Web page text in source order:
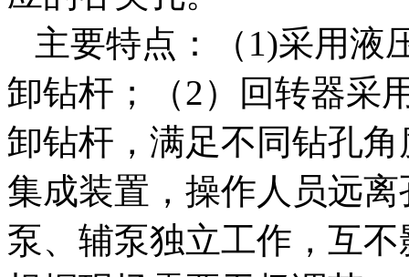
主要特点：（1)采用液
卸钻杆；（2）回转器采
卸钻杆，满足不同钻孔
集成装置，操作人员远
泵、辅泵独立工作，互